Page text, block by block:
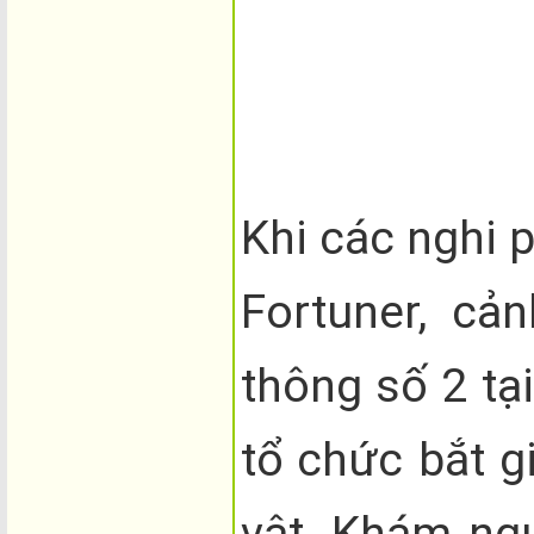
Khi các nghi
Fortuner,
thông số 2
tổ chức bắt